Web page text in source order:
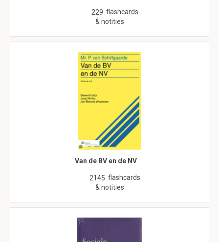
229 flashcards
& notities
Van de BV en de NV
2145 flashcards
& notities